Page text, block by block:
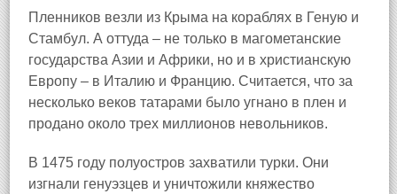
Пленников везли из Крыма на кораблях в Геную и
Стамбул. А оттуда – не только в магометанские
государства Азии и Африки, но и в христианскую
Европу – в Италию и Францию. Считается, что за
несколько веков татарами было угнано в плен и
продано около трех миллионов невольников.
В 1475 году полуостров захватили турки. Они
изгнали генуэзцев и уничтожили княжество